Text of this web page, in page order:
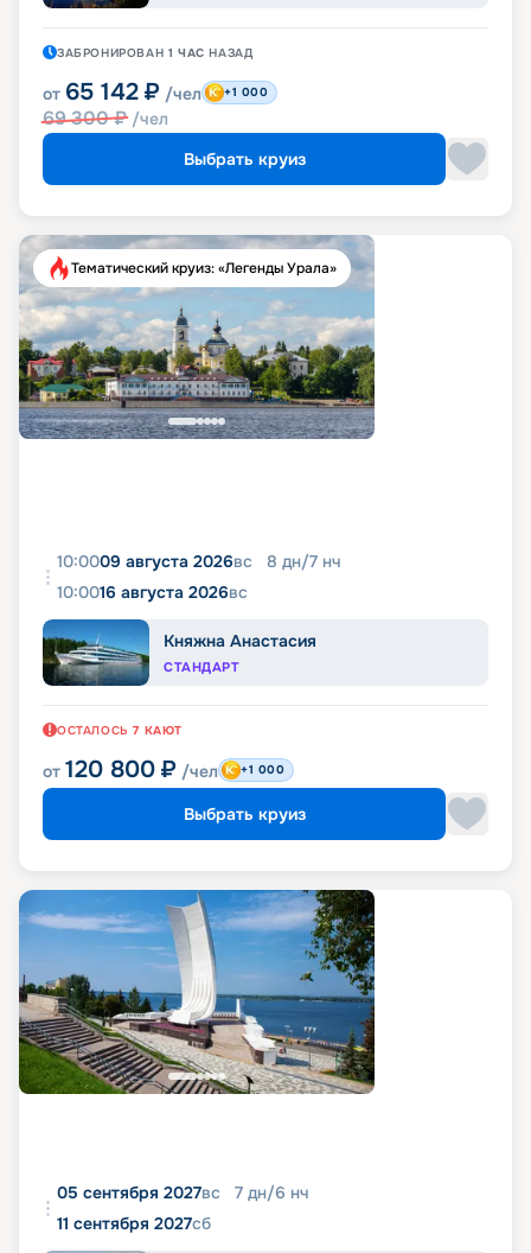
ЗАБРОНИРОВАН 1 ЧАС НАЗАД
от 65 142 ₽ /чел
69 300₽ /чел
+1 000
Выбрать круиз
Тематический круиз: «Легенды Урала»
10:0009 августа 2026вс 8 дн/7 нч
10:0016 августа 2026вс
Княжна Анастасия
СТАНДАРТ
ОСТАЛОСЬ 7 КАЮТ
от 120 800 ₽ /чел +1 000
Выбрать круиз
05 сентября 2027вс 7 дн/6 нч
11 сентября 2027сб